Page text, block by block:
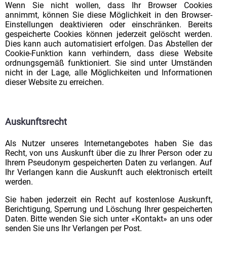
Wenn Sie nicht wollen, dass Ihr Browser Cookies
annimmt, können Sie diese Möglichkeit in den Browser-
Einstellungen deaktivieren oder einschränken. Bereits
gespeicherte Cookies können jederzeit gelöscht werden.
Dies kann auch automatisiert erfolgen. Das Abstellen der
Cookie-Funktion kann verhindern, dass diese Website
ordnungsgemäß funktioniert. Sie sind unter Umständen
nicht in der Lage, alle Möglichkeiten und Informationen
dieser Website zu erreichen.
Auskunftsrecht
Als Nutzer unseres Internetangebotes haben Sie das
Recht, von uns Auskunft über die zu Ihrer Person oder zu
Ihrem Pseudonym gespeicherten Daten zu verlangen. Auf
Ihr Verlangen kann die Auskunft auch elektronisch erteilt
werden.
Sie haben jederzeit ein Recht auf kostenlose Auskunft,
Berichtigung, Sperrung und Löschung Ihrer gespeicherten
Daten. Bitte wenden Sie sich unter «Kontakt» an uns oder
senden Sie uns Ihr Verlangen per Post.